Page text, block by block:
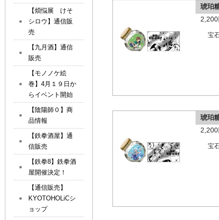
琥珀
宝
琥珀
宝
【煩悩展 けそ
シロウ】通信販
売
【九月酒】通信
販売
【モノノケ絵
巻】4月１９日か
らイベント開始
【陰陽師０】商
品情報
【鉄拳酒屋】通
信販売
【鉄拳8】鉄拳酒
屋開催決定！
【通信販売】
KYOTOHOLiCシ
ョップ